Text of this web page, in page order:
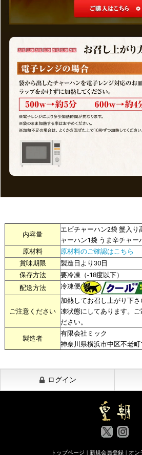
内容量
エビチャーハン2袋 蟹入り
ャーハン1袋 うま辛チャー
原材料
原材料のご確認はこちら
賞味期限
製造日より30日
保存方法
要冷凍（-18度以下）
配送方法
冷凍便
ご注意ください
加熱してお召し上がり下
凍状態にしてあります。
ださい。
製造者
有限会社ミック
神奈川県横浜市中区不老
ログイン
トップページ | 新規会員登録 | オン